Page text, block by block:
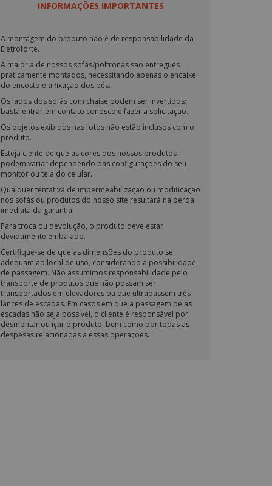
INFORMAÇÕES IMPORTANTES
A montagem do produto não é de responsabilidade da
Eletroforte.
A maioria de nossos sofás/poltronas são entregues
praticamente montados, necessitando apenas o encaixe
do encosto e a fixação dos pés.
Os lados dos sofás com chaise podem ser invertidos;
basta entrar em contato conosco e fazer a solicitação.
Os objetos exibidos nas fotos não estão inclusos com o
produto.
Esteja ciente de que as cores dos nossos produtos
podem variar dependendo das configurações do seu
monitor ou tela do celular.
Qualquer tentativa de impermeabilização ou modificação
nos sofás ou produtos do nosso site resultará na perda
imediata da garantia.
Para troca ou devolução, o produto deve estar
devidamente embalado.
Certifique-se de que as dimensões do produto se
adequam ao local de uso, considerando a possibilidade
de passagem. Não assumimos responsabilidade pelo
transporte de produtos que não possam ser
transportados em elevadores ou que ultrapassem três
lances de escadas. Em casos em que a passagem pelas
escadas não seja possível, o cliente é responsável por
desmontar ou içar o produto, bem como por todas as
despesas relacionadas a essas operações.